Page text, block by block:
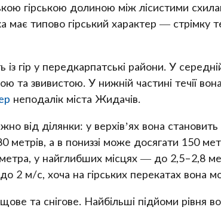
гірською долиною між лісистими
має типово гірський характер — стрімку
гір у передкарпатські райони. У
та звивистою. У нижній частині течії
неподалік міста Жидачів.
від ділянки: у верхів’ях вона
метрів, а в пониззі може досягати 150
у найглибших місцях — до 2,5–2,8
2 м/с, хоча на гірських перекатах вона
та снігове. Найбільші підйоми рівня